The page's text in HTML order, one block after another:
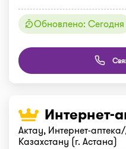
Обновлено: Сегодня
Интернет-
Актау, Интернет-
Казахстану (г. Астана)